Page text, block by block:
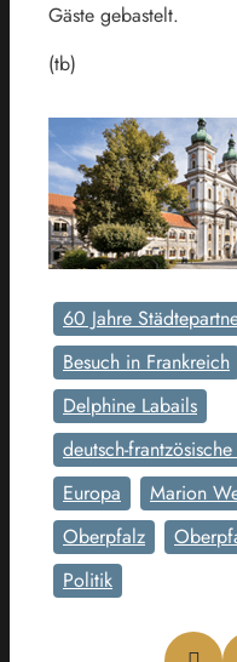
Gäste gebastelt.
(tb)
60 Jahre
Besuch in Frankreich
Delphine Labails
deutsch-
Europa
Marion
Oberpfalz
Politik